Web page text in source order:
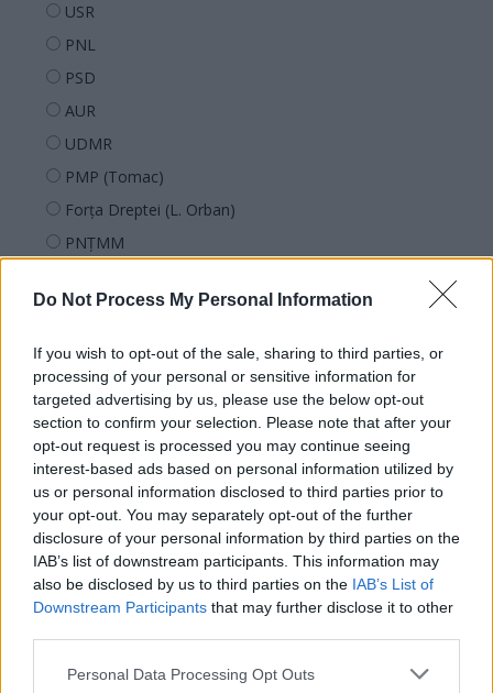
Do Not Process My Personal Information
If you wish to opt-out of the sale, sharing to third parties, or
processing of your personal or sensitive information for
targeted advertising by us, please use the below opt-out
section to confirm your selection. Please note that after your
opt-out request is processed you may continue seeing
interest-based ads based on personal information utilized by
us or personal information disclosed to third parties prior to
your opt-out. You may separately opt-out of the further
disclosure of your personal information by third parties on the
IAB’s list of downstream participants. This information may
also be disclosed by us to third parties on the IAB’s List of
Downstream Participants that may further disclose it to other
Personal Data Processing Opt Outs
USR
PNL
PSD
AUR
UDMR
PMP (Tomac)
Forța Dreptei (L. Orban)
PNȚMM
SENS
POT (Gavrilă)
PACE (Peia)
Acțiunea Conservatoare (Târziu)
PDF (Lazarus)
PUSL (D. Voiculescu)
PNȚCD (Pavelescu)
PNCR (Terheș)
Partidul Patrioților (Surugiu)
FAR (Coarnă)
România pe Primul Loc (Ponta)